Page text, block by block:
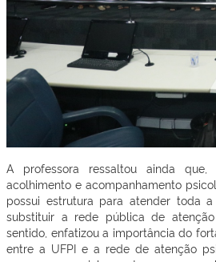
A professora ressaltou ainda
acolhimento e acompanhamento
possui estrutura para atender toda
substituir a rede pública de
sentido, enfatizou a importância do
entre a UFPI e a rede de atenção